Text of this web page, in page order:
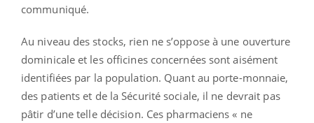
communiqué.
Au niveau des stocks, rien ne s’oppose à une ouverture
dominicale et les officines concernées sont aisément
identifiées par la population. Quant au porte-monnaie,
des patients et de la Sécurité sociale, il ne devrait pas
pâtir d’une telle décision. Ces pharmaciens « ne